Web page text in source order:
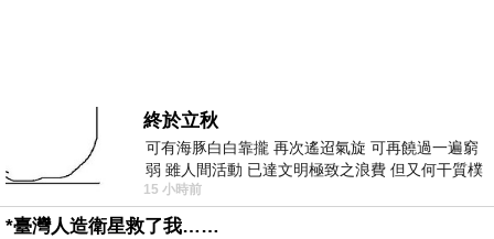
終於立秋
可有海豚白白靠攏 再次遙迢氣旋 可再饒過一遍窮
弱 雖人間活動 已達文明極致之浪費 但又何干質樸
者 只能白白陪葬
15 小時前
*臺灣人造衛星救了我……